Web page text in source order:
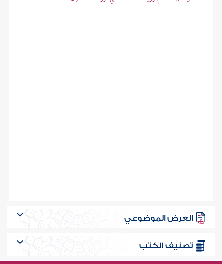
العرض الموضوعي
تصنيف الكتب